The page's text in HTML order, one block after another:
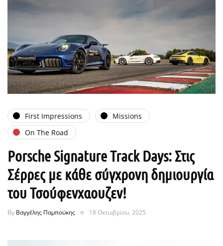
First Impressions
Missions
On The Road
Porsche Signature Track Days: Στις
Σέρρες με κάθε σύγχρονη δημιουργία
του Τσούφενχαουζεν!
By Βαγγέλης Παμπούκης 18 Οκτωβρίου, 2025